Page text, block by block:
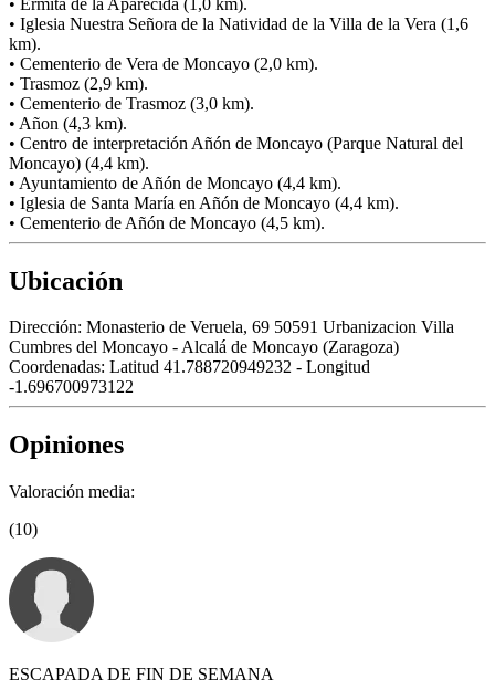
• Iglesia Nuestra Señora de la Natividad de la Villa de la Vera (1,6
km).
• Cementerio de Vera de Moncayo (2,0 km).
• Trasmoz (2,9 km).
• Cementerio de Trasmoz (3,0 km).
• Añon (4,3 km).
• Centro de interpretación Añón de Moncayo (Parque Natural del
Moncayo) (4,4 km).
• Ayuntamiento de Añón de Moncayo (4,4 km).
• Iglesia de Santa María en Añón de Moncayo (4,4 km).
• Cementerio de Añón de Moncayo (4,5 km).
Ubicación
Dirección: Monasterio de Veruela, 69 50591 Urbanizacion Villa
Cumbres del Moncayo - Alcalá de Moncayo (Zaragoza)
Coordenadas: Latitud 41.788720949232 - Longitud
-1.696700973122
Opiniones
Valoración media:
(10)
ESCAPADA DE FIN DE SEMANA